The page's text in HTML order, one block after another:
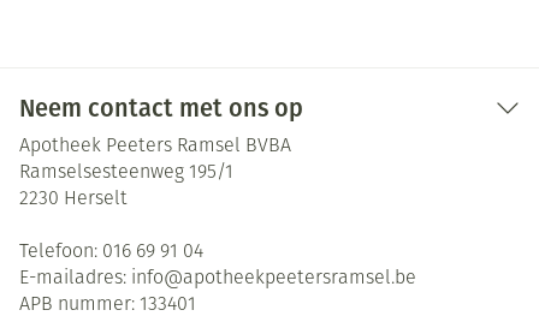
Neem contact met ons op
Apotheek Peeters Ramsel BVBA
Ramselsesteenweg 195/1
2230 Herselt
Telefoon: 016 69 91 04
E-mailadres: info@apotheekpeetersramsel.be
APB nummer: 133401